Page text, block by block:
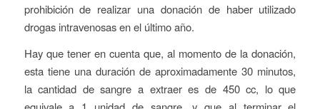
prohibición de realizar una donación de haber utilizado
drogas intravenosas en el último año.
Hay que tener en cuenta que, al momento de la donación,
esta tiene una duración de aproximadamente 30 minutos,
la cantidad de sangre a extraer es de 450 cc, lo que